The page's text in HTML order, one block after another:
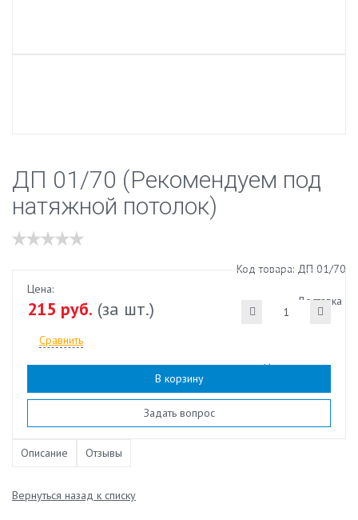
ДП 01/70 (Рекомендуем под
натяжной потолок)
Наличие:есть
Код товара: ДП 01/70
Доставка
Цена:
215 руб. (за шт.)
Сравнить
В корзину
Задать вопрос
Описание Отзывы
Вернуться назад к списку